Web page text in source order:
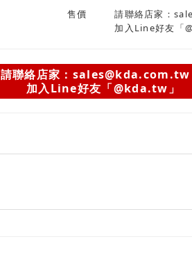
售價
請聯絡店家：
加入Line好友「
請聯絡店家：sales@kda.com.tw
加入Line好友「@kda.tw」